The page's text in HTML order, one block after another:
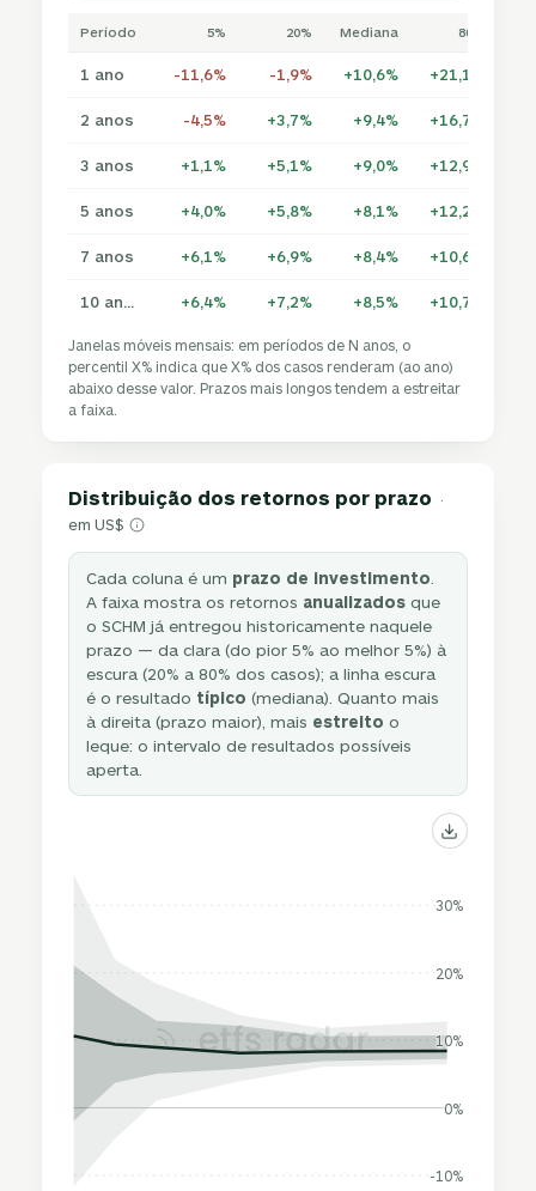
Período 5% 20% Mediana 80%
1 ano -11,6% -1,9% +10,6% +21,1%
2 anos -4,5% +3,7% +9,4% +16,7%
3 anos +1,1% +5,1% +9,0% +12,9%
5 anos +4,0% +5,8% +8,1% +12,2%
7 anos +6,1% +6,9% +8,4% +10,6%
10 anos +6,4% +7,2% +8,5% +10,7%
Janelas móveis mensais: em períodos de N anos, o
percentil X% indica que X% dos casos renderam (ao ano)
abaixo desse valor. Prazos mais longos tendem a estreitar
a faixa.
Distribuição dos retornos por prazo ·
em US$
Cada coluna é um prazo de investimento
A faixa mostra os retornos anualizados que
o SCHM já entregou historicamente naquele
prazo — da clara (do pior 5% ao melhor 5%) à
escura (20% a 80% dos casos); a linha escura
é o resultado típico (mediana). Quanto mais
à direita (prazo maior), mais estreito o
leque: o intervalo de resultados possíveis
aperta.
-10%
0%
10%
20%
30%